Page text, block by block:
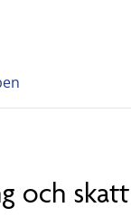
och skatt